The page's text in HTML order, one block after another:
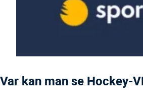
Var kan man se Hockey-